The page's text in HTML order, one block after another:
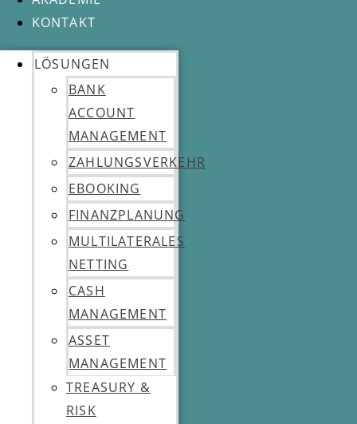
KONTAKT
LÖSUNGEN
BANK
ACCOUNT
MANAGEMENT
ZAHLUNGSVERKEHR
EBOOKING
FINANZPLANUNG
MULTILATERALES
NETTING
CASH
MANAGEMENT
ASSET
MANAGEMENT
TREASURY &
RISK